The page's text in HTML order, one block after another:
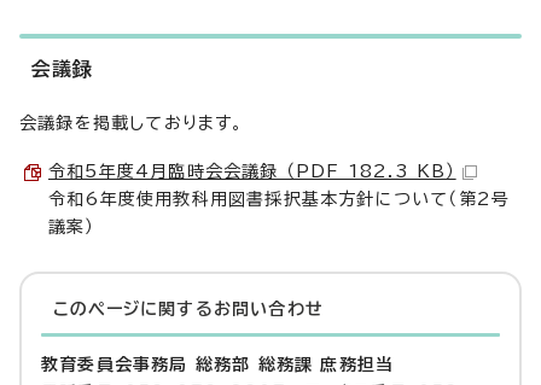
会議録
会議録を掲載しております。
令和5年度4月臨時会会議録 （PDF 182.3 KB）
令和6年度使用教科用図書採択基本方針について（第2号
議案）
このページに関する お問い合わせ
教育委員会事務局 総務部 総務課 庶務担当